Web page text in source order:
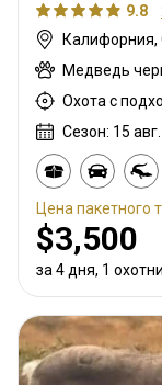
9.8
Медведь
Сезон: 15 авг.
Цена пакетного
$3,500
за 4 дня, 1